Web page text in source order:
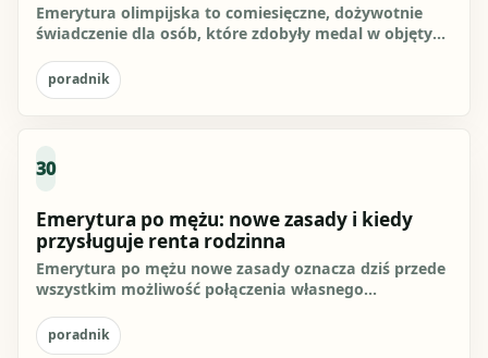
Emerytura olimpijska to comiesięczne, dożywotnie
świadczenie dla osób, które zdobyły medal w objętych
poradnik
30
Emerytura po mężu: nowe zasady i kiedy
przysługuje renta rodzinna
Emerytura po mężu nowe zasady oznacza dziś przede
wszystkim możliwość połączenia własnego
poradnik